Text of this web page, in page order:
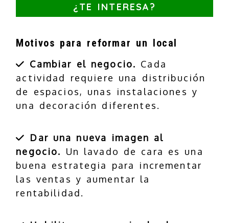
¿TE INTERESA?
Motivos para reformar un local
Cambiar el negocio. Cada
actividad requiere una distribución
de espacios, unas instalaciones y
una decoración diferentes.
Dar una nueva imagen al
negocio. Un lavado de cara es una
buena estrategia para incrementar
las ventas y aumentar la
rentabilidad.